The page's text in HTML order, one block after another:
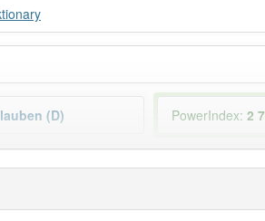
(D) PowerIndex:2
Wörter mit Endung-glaube: 29